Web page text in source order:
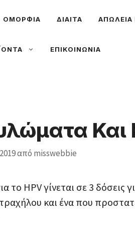
ΟΜΟΡΦΙΑ ΔΙΑΙΤΑ ΑΠΩΛΕΙΑ
ΕΠΙΚΟΙΝΩΝΙΑ
Και
από misswebbie
το HPV γίνεται σε 3
και ένα που